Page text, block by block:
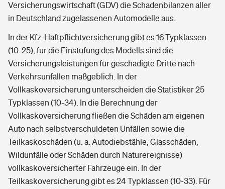
Versicherungswirtschaft (GDV) die Schadenbilanzen aller
in Deutschland zugelassenen Automodelle aus.
In der Kfz-Haftpflichtversicherung gibt es 16 Typklassen
(10-25), für die Einstufung des Modells sind die
Versicherungsleistungen für geschädigte Dritte nach
Verkehrsunfällen maßgeblich. In der
Vollkaskoversicherung unterscheiden die Statistiker 25
Typklassen (10-34). In die Berechnung der
Vollkaskoversicherung fließen die Schäden am eigenen
Auto nach selbstverschuldeten Unfällen sowie die
Teilkaskoschäden (u. a. Autodiebstähle, Glasschäden,
Wildunfälle oder Schäden durch Naturereignisse)
vollkaskoversicherter Fahrzeuge ein. In der
Teilkaskoversicherung gibt es 24 Typklassen (10-33). Für